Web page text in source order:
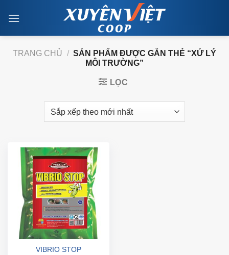
TRANG CHỦ / SẢN PHẨM ĐƯỢC GẮN THẺ “XỬ LÝ
MÔI TRƯỜNG”
LỌC
VIBRIO STOP